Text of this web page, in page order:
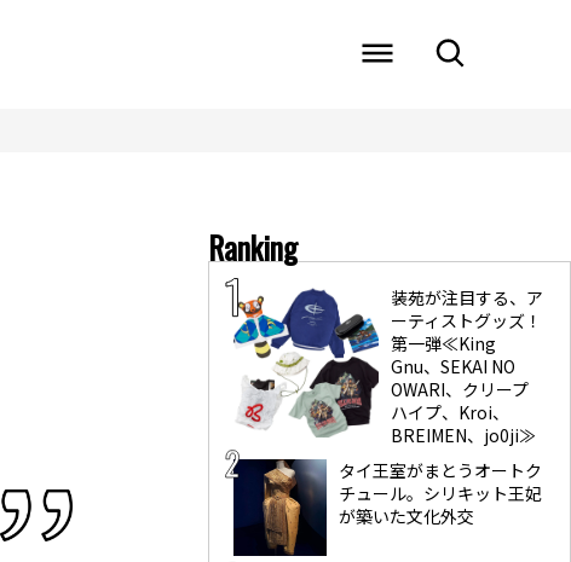
Ranking
装苑が注目する、ア
ーティストグッズ！
第一弾≪King
Gnu、SEKAI NO
OWARI、クリープ
ハイプ、Kroi、
BREIMEN、jo0ji≫
タイ王室がまとうオートク
チュール。シリキット王妃
が築いた文化外交